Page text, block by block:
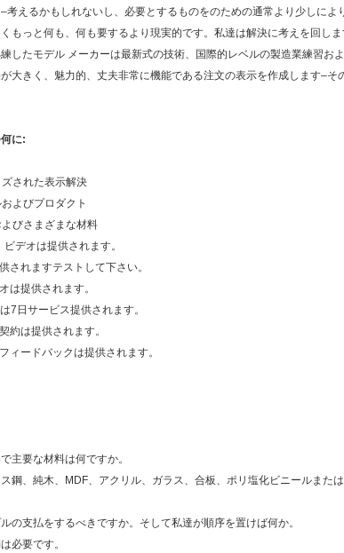
考えるかもしれないし、必要とするものをのための通常より少しに
もっと何も、何も要するより現実的です。私達は解決に考えを回し
したモデル メーカーは最新式の技術、国際的レベルの製造業練習お
大きく、魅力的、丈夫非常に機能である注文の表示を作成します–
に:
された表示解決
よびプロダクト
びさまざまな材料
デオは提供されます。
されますテストして下さい。
は提供されます。
7日サービス提供されます。
約は提供されます。
ィードバックは提供されます。
主要な材料は何ですか。
鋼、純木、MDF、アクリル、ガラス、合板、ポリ塩化ビニールまた
の支払をするべきですか。そして私達が順序を置けば何か。
必要です。